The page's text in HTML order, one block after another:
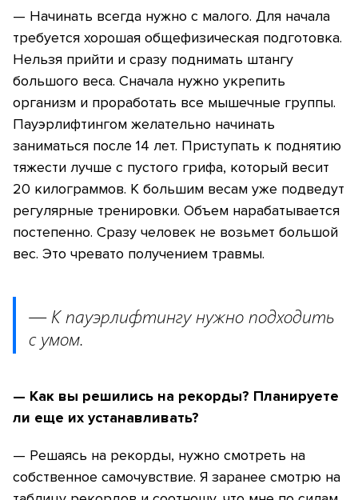
— Начинать всегда нужно с малого. Для начала
требуется хорошая общефизическая подготовка.
Нельзя прийти и сразу поднимать штангу
большого веса. Сначала нужно укрепить
организм и проработать все мышечные группы.
Пауэрлифтингом желательно начинать
заниматься после 14 лет. Приступать к поднятию
тяжести лучше с пустого грифа, который весит
20 килограммов. К большим весам уже подведут
регулярные тренировки. Объем нарабатывается
постепенно. Сразу человек не возьмет большой
вес. Это чревато получением травмы.
— К пауэрлифтингу нужно подходить
с умом.
— Как вы решились на рекорды? Планируете
ли еще их устанавливать?
— Решаясь на рекорды, нужно смотреть на
собственное самочувствие. Я заранее смотрю на